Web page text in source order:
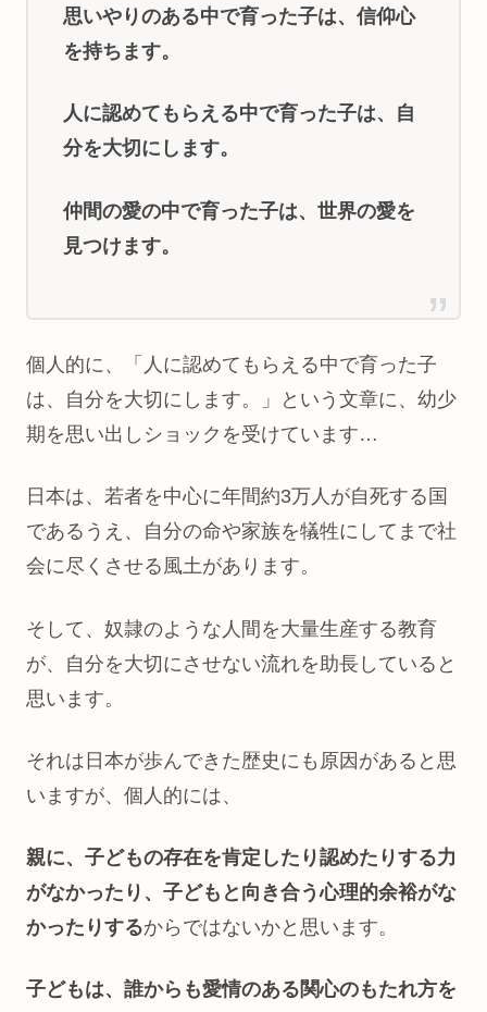
思いやりのある中で育った子は、信仰心
を持ちます。
人に認めてもらえる中で育った子は、自
分を大切にします。
仲間の愛の中で育った子は、世界の愛を
見つけます。
個人的に、「人に認めてもらえる中で育った子
は、自分を大切にします。」という文章に、幼少
期を思い出しショックを受けています…
日本は、若者を中心に年間約3万人が自死する国
であるうえ、自分の命や家族を犠牲にしてまで社
会に尽くさせる風土があります。
そして、奴隷のような人間を大量生産する教育
が、自分を大切にさせない流れを助長していると
思います。
それは日本が歩んできた歴史にも原因があると思
いますが、個人的には、
親に、子どもの存在を肯定したり認めたりする力
がなかったり、 子どもと向き合う心理的余裕がな
かったりするからではないかと思います。
子どもは、誰からも愛情のある関心のもたれ方を